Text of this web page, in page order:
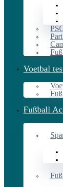
Voetbal
Fußball